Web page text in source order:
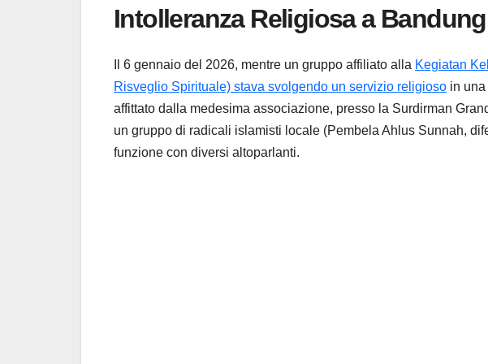
Intolleranza Religiosa a Bandung
Il 6 gennaio del 2026, mentre un gruppo affiliato alla Kegiatan
Risveglio Spirituale) stava svolgendo un servizio religioso in
affittato dalla medesima associazione, presso la Surdirman
un gruppo di radicali islamisti locale (Pembela Ahlus Sunnah,
funzione con diversi altoparlanti.